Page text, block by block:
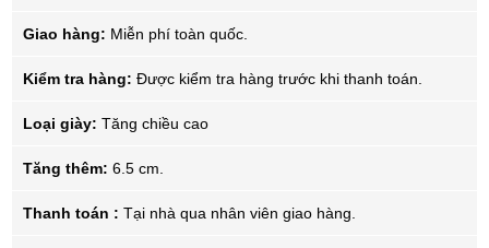
Giao hàng: Miễn phí toàn quốc.
Kiểm tra hàng: Được kiểm tra hàng trước khi thanh toán.
Loại giày: Tăng chiều cao
Tăng thêm: 6.5 cm.
Thanh toán : Tại nhà qua nhân viên giao hàng.